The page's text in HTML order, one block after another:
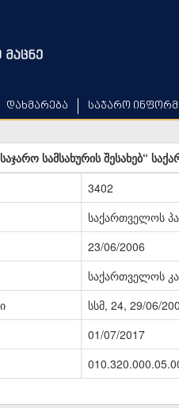
დახმარება საჯარო
სამსახურის შესახებ“
3402
საქართველოს
23/06/2006
საქართველოს
სსმ, 24, 29/06/
01/07/2017